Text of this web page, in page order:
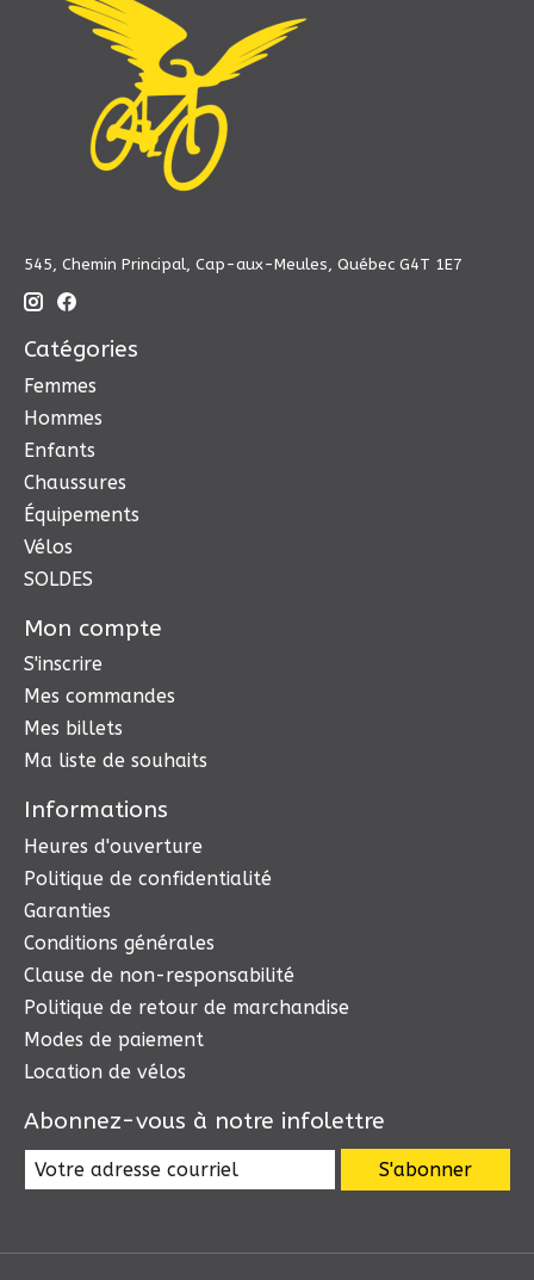
545, Chemin Principal, Cap-aux-Meules, Québec G4T 1E7
Catégories
Femmes
Hommes
Enfants
Chaussures
Équipements
Vélos
SOLDES
Mon compte
S'inscrire
Mes commandes
Mes billets
Ma liste de souhaits
Informations
Heures d'ouverture
Politique de confidentialité
Garanties
Conditions générales
Clause de non-responsabilité
Politique de retour de marchandise
Modes de paiement
Location de vélos
Abonnez-vous à notre infolettre
S'abonner